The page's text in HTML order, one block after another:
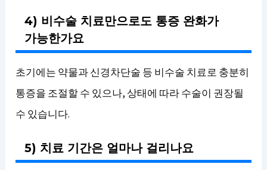
4) 비수술 치료만으로도 통증 완화가
가능한가요
초기에는 약물과 신경차단술 등 비수술 치료로 충분히
통증을 조절할 수 있으나, 상태에 따라 수술이 권장될
수 있습니다.
5) 치료 기간은 얼마나 걸리나요